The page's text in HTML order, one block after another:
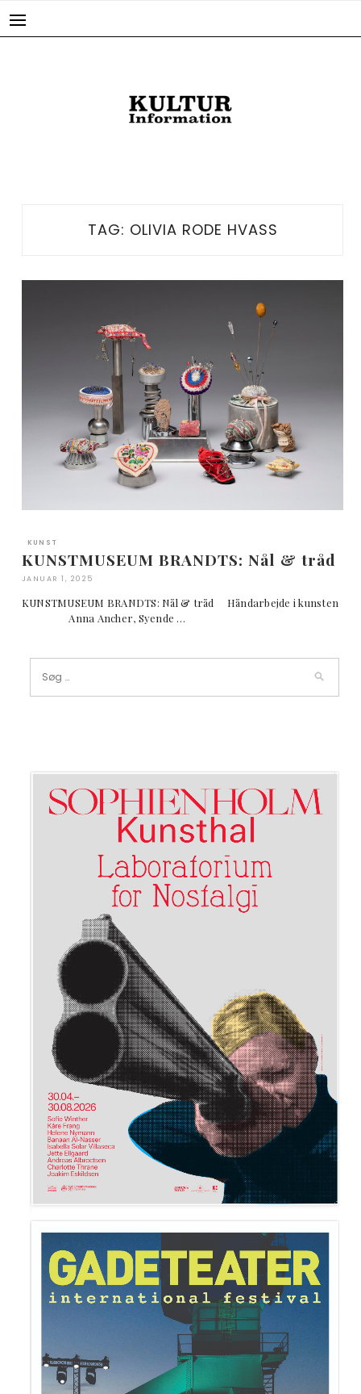
TAG: OLIVIA RODE HVASS
KUNST
KUNSTMUSEUM BRANDTS: Nål & tråd
JANUAR 1, 2025
KUNSTMUSEUM BRANDTS: Nål & tråd Håndarbejde i kunsten
Anna Ancher, Syende …